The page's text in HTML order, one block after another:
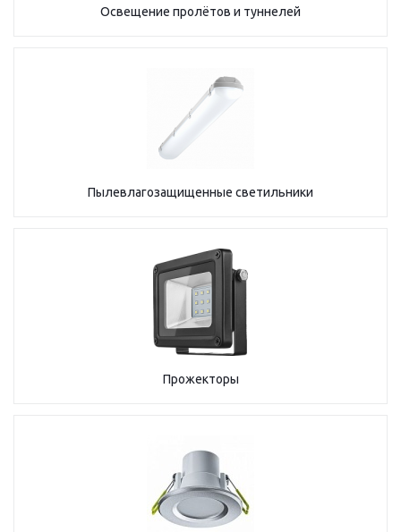
Освещение пролётов и туннелей
Пылевлагозащищенные светильники
Прожекторы